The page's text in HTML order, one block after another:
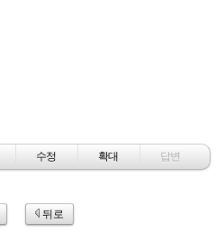
수정 확대 답변
뒤로